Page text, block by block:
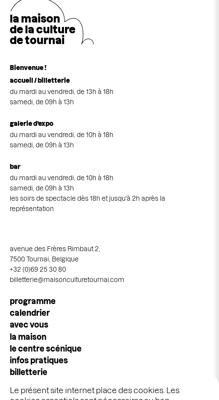
Le présent site internet place des cookies. Les
la maison
de la culture
de tournai
Bienvenue !
accueil / billetterie
du mardi au vendredi, de 13h à 18h
samedi, de 09h à 13h
galerie d’expo
du mardi au vendredi, de 10h à 18h
samedi, de 09h à 13h
bar
du mardi au vendredi, de 10h à 18h
samedi, de 09h à 13h
les soirs de spectacle dès 18h et jusqu'à 2h après la
représentation
avenue des Frères Rimbaut 2,
7500 Tournai, Belgique
+32 (0)69 25 30 80
billetterie@maisonculturetournai.com
Navigation
principale
programme
calendrier
avec vous
la maison
le centre scénique
infos pratiques
billetterie
idées cadeaux